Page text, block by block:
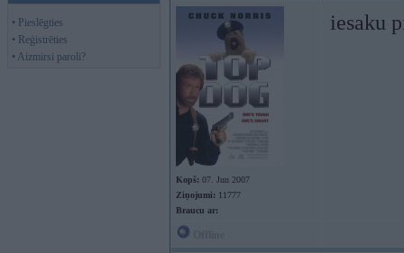
• Pieslēgties
• Reģistrēties
• Aizmirsi paroli?
Kopš: 07. Jun 2007
Ziņojumi: 11777
Braucu ar:
iesaku